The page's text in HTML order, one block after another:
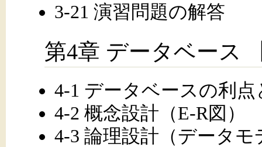
3-21 演習問題の解答
第4章 データベース
4-1 データベースの利点
4-2 概念設計（E-R図）
4-3 論理設計（データモ